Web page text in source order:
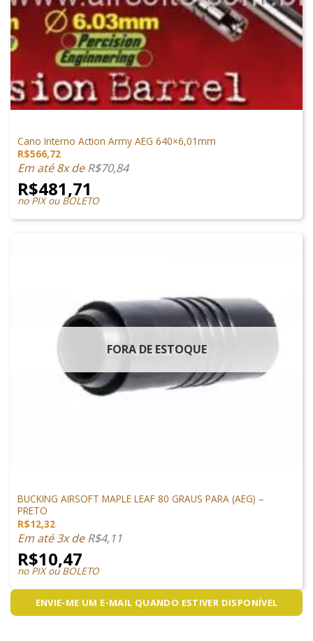
Cano Interno Action Army AEG 640×6,01mm
R$566,72
Em até 8x deR$70,84
R$481,71
no PIX ou BOLETO
FORA DE ESTOQUE
BUCKING AIRSOFT MAPLE LEAF 80 GRAUS PARA (AEG) –
PRETO
R$12,32
Em até 3x deR$4,11
R$10,47
no PIX ou BOLETO
ENVIE-ME UM E-MAIL QUANDO ESTIVER DISPONÍVEL